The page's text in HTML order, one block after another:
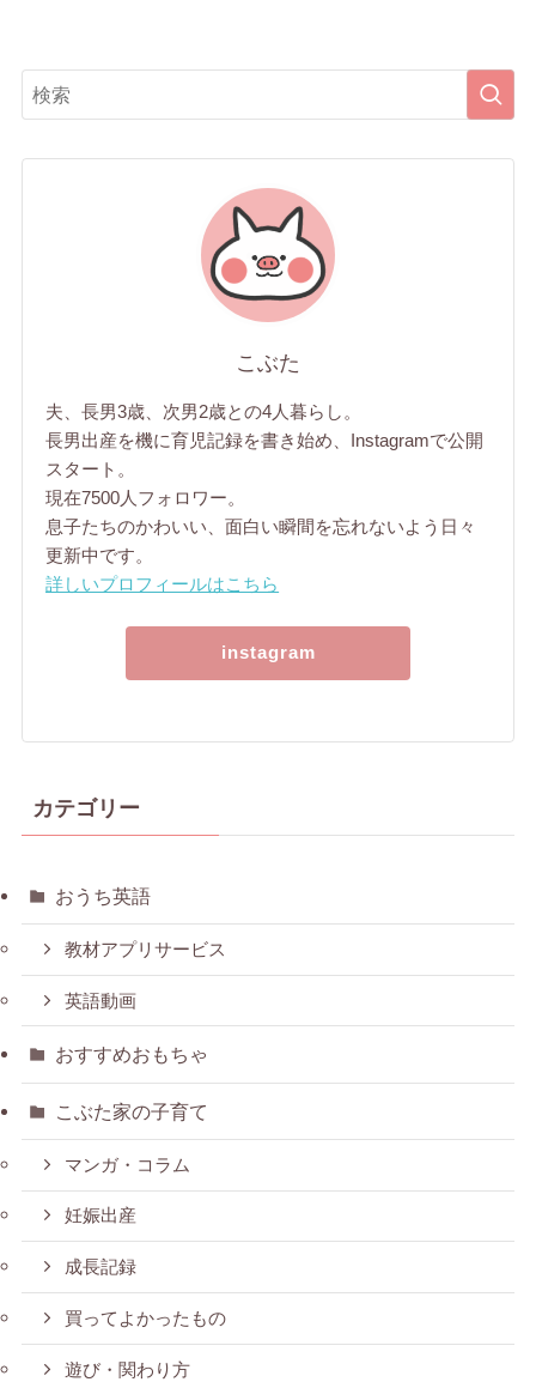
こぶた
夫、長男3歳、次男2歳との4人暮らし。
長男出産を機に育児記録を書き始め、Instagramで公開
スタート。
現在7500人フォロワー。
息子たちのかわいい、面白い瞬間を忘れないよう日々
更新中です。
詳しいプロフィールはこちら
instagram
カテゴリー
おうち英語
教材アプリサービス
英語動画
おすすめおもちゃ
こぶた家の子育て
マンガ・コラム
妊娠出産
成長記録
買ってよかったもの
遊び・関わり方